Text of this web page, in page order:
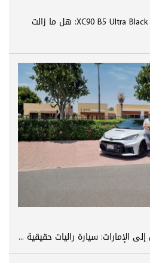
تجربة فولفو XC90 B5 Ultra Black Edition 2026: هل ما زالت